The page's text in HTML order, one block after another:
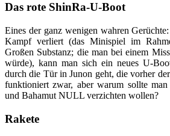
Das rote ShinRa-U-Boot
Eines der ganz wenigen wahren
Kampf verliert (das Minispiel im
Großen Substanz; die man bei einem
würde), kann man sich ein neues U-
durch die Tür in Junon geht, die vorher
funktioniert zwar, aber warum sollte
und Bahamut NULL verzichten wollen?
Rakete